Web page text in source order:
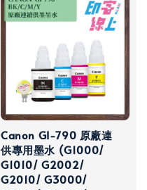
Canon GI-790 原廠連
供專用墨水 (G1000/
G1010/ G2002/
G2010/ G3000/